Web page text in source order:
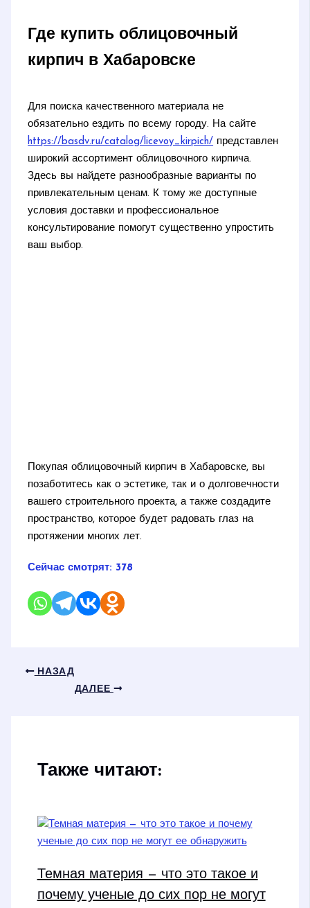
Где купить облицовочный
кирпич в Хабаровске
Для поиска качественного материала не
обязательно ездить по всему городу. На сайте
https://basdv.ru/catalog/licevoy_kirpich/ представлен
широкий ассортимент облицовочного кирпича.
Здесь вы найдете разнообразные варианты по
привлекательным ценам. К тому же доступные
условия доставки и профессиональное
консультирование помогут существенно упростить
ваш выбор.
Покупая облицовочный кирпич в Хабаровске, вы
позаботитесь как о эстетике, так и о долговечности
вашего строительного проекта, а также создадите
пространство, которое будет радовать глаз на
протяжении многих лет.
Сейчас смотрят: 378
НАЗАД
ДАЛЕЕ
Также читают:
Темная материя — что это такое и
почему ученые до сих пор не могут